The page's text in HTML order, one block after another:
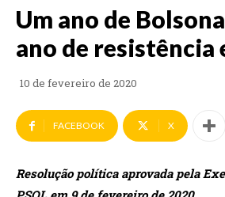
Um ano de
ano de resistência
10 de fevereiro de 2020
FACEBOOK X
Resolução política aprovada pela